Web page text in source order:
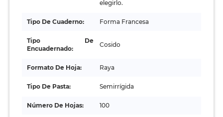
elegirlo.
Tipo De Cuaderno: Forma Francesa
Tipo De
Encuadernado:
Cosido
Formato De Hoja: Raya
Tipo De Pasta: Semirrígida
Número De Hojas: 100